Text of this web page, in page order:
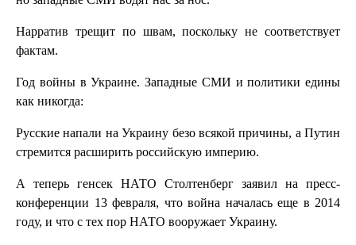
Нарратив трещит по швам, поскольку не соответствует
фактам.
Год войны в Украине. Западные СМИ и политики едины
как никогда:
Русские напали на Украину безо всякой причины, а Путин
стремится расширить российскую империю.
А теперь генсек НАТО Столтенберг заявил на пресс-
конференции 13 февраля, что война началась еще в 2014
году, и что с тех пор НАТО вооружает Украину.